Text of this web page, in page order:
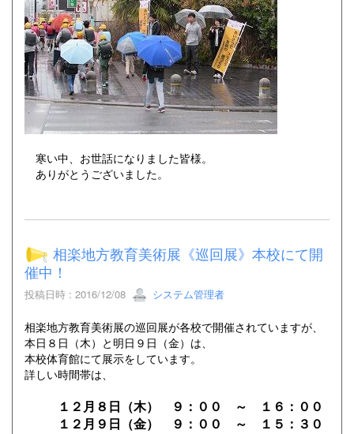
寒い中、お世話になりました皆様。
ありがとうございました。
相楽地方教育美術展《巡回展》本校にて開
催中！
投稿日時 : 2016/12/08 システム管理者
相楽地方教育美術展の巡回展が各校で開催されていますが、
本日８日（木）と明日９日（金）は、
本校体育館にて展示をしています。
詳しい時間帯は、
１２月８日（木） ９：００ ～ １６：００
１２月９日（金） ９：００ ～ １５：３０